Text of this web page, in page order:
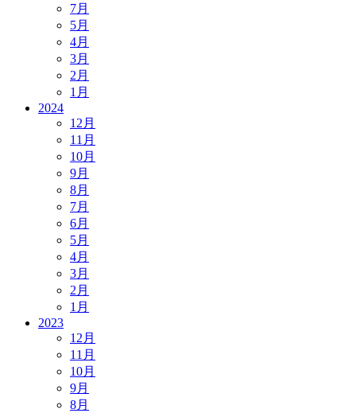
7月
5月
4月
3月
2月
1月
2024
12月
11月
10月
9月
8月
7月
6月
5月
4月
3月
2月
1月
2023
12月
11月
10月
9月
8月